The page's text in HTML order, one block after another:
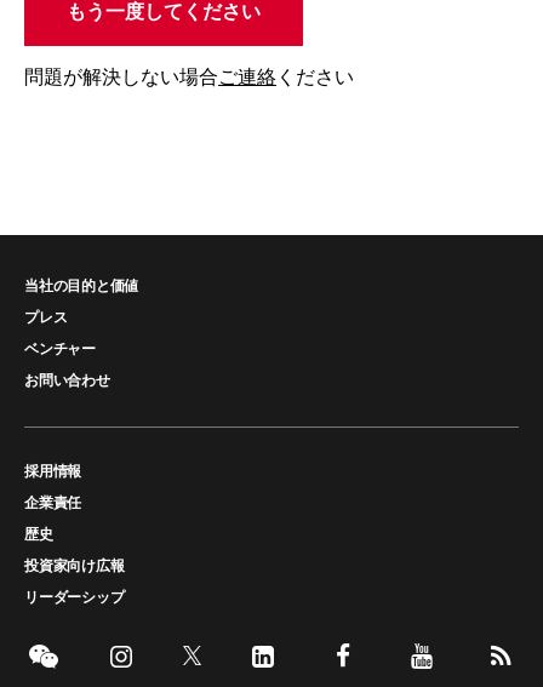
もう一度してください
問題が解決しない場合ご連絡 ください
当社の目的と価値
プレス
ベンチャー
お問い合わせ
採用情報
企業責任
歴史
投資家向け広報
リーダーシップ